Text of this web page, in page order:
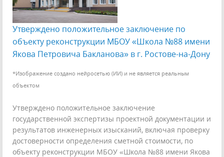
Утверждено положительное заключение по
объекту реконструкции МБОУ «Школа №88 имени
Якова Петровича Бакланова» в г. Ростове-на-Дону
*Изображение создано нейросетью (ИИ) и не является реальным
объектом
Утверждено положительное заключение
государственной экспертизы проектной документации и
результатов инженерных изысканий, включая проверку
достоверности определения сметной стоимости, по
объекту реконструкции МБОУ «Школа №88 имени Якова